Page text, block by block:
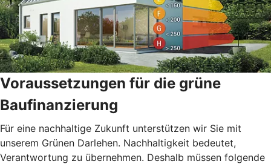
Voraussetzungen für die grüne
Baufinanzierung
Für eine nachhaltige Zukunft unterstützen wir Sie mit
unserem Grünen Darlehen. Nachhaltigkeit bedeutet,
Verantwortung zu übernehmen. Deshalb müssen folgende